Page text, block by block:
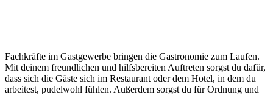
Fachkräfte im Gastgewerbe bringen die Gastronomie zum Laufen.
Mit deinem freundlichen und hilfsbereiten Auftreten sorgst du dafür,
dass sich die Gäste sich im Restaurant oder dem Hotel, in dem du
arbeitest, pudelwohl fühlen. Außerdem sorgst du für Ordnung und